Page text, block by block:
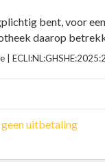
bent, voor
daarop
|
uitbetaling